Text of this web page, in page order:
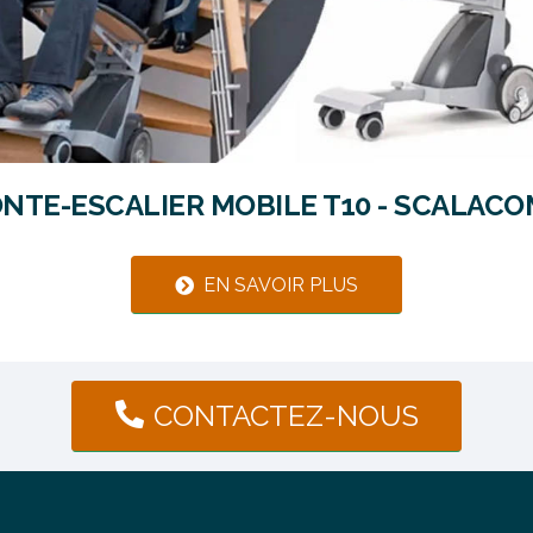
ESCALIER MOBILE T10 -
EN SAVOIR PLUS
CONTACTEZ-NOUS